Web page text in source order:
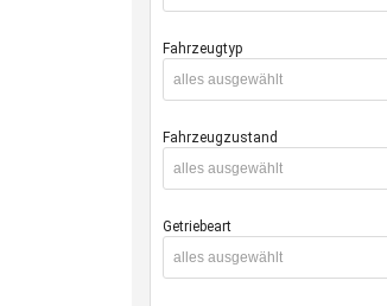
Fahrzeugtyp
alles ausgewählt
Fahrzeugzustand
alles ausgewählt
Getriebeart
alles ausgewählt